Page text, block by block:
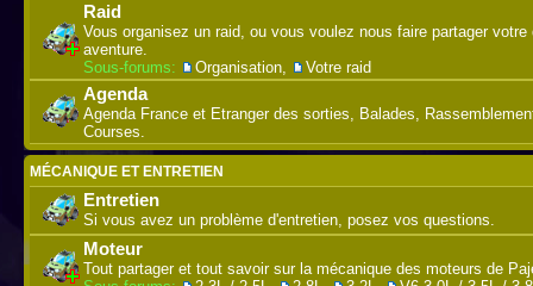
Raid
Vous organisez un raid, ou vous voulez nous faire partager votre
aventure.
Sous-forums:
Organisation, Votre raid
Agenda
Agenda France et Etranger des sorties, Balades,
Courses.
MÉCANIQUE ET ENTRETIEN
Entretien
Si vous avez un problème d'entretien, posez vos questions.
Moteur
Tout partager et tout savoir sur la mécanique des moteurs de